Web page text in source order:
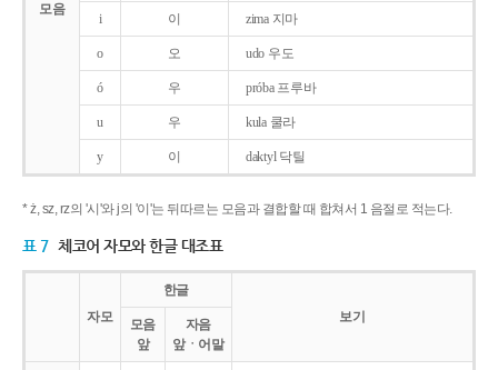
모음
i 이 zima 지마
o 오 udo 우도
ó 우 próba 프루바
u 우 kula 쿨라
y 이 daktyl 닥틸
* ż, sz, rz의 '시'와 j의 '이'는 뒤따르는 모음과 결합할 때 합쳐서 1 음절로 적는다.
표 7 체코어 자모와 한글 대조표
자모
한글
보기
모음
앞
자음
앞ㆍ어말